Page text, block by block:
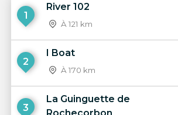
1
River 102
À 121 km
2
I Boat
À 170 km
3
La Guinguette de
Rochecorbon